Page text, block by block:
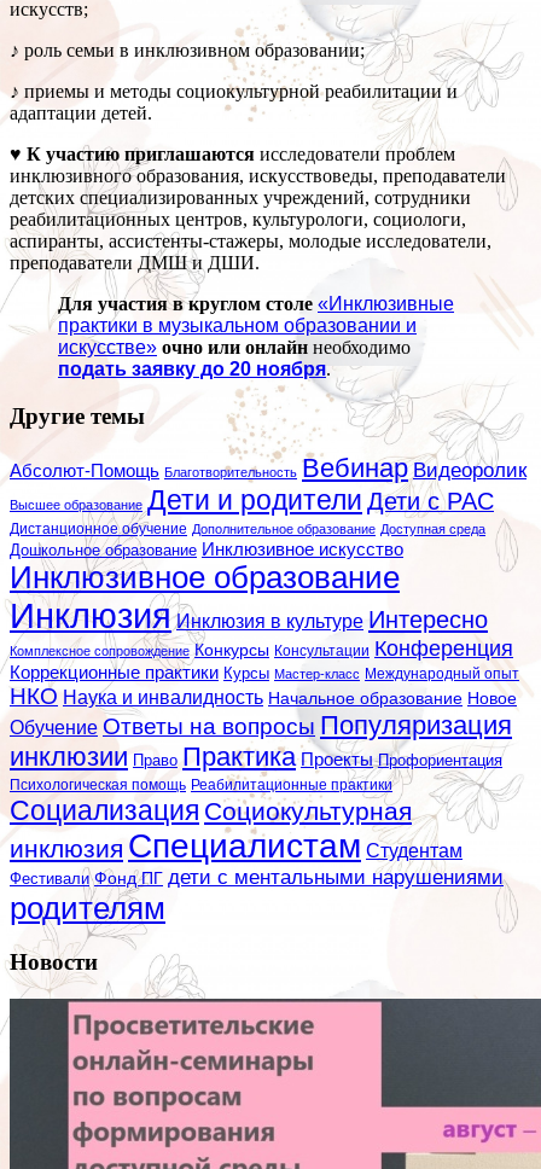
искусств;
♪ роль семьи в инклюзивном образовании;
♪ приемы и методы социокультурной реабилитации и
адаптации детей.
♥ К участию приглашаются исследователи проблем
инклюзивного образования, искусствоведы, преподаватели
детских специализированных учреждений, сотрудники
реабилитационных центров, культурологи, социологи,
аспиранты, ассистенты-стажеры, молодые исследователи,
преподаватели ДМШ и ДШИ.
Для участия в круглом столе «Инклюзивные
практики в музыкальном образовании и
искусстве» очно или онлайн необходимо
подать заявку до 20 ноября.
Другие темы
Абсолют-Помощь Благотворительность Вебинар Видеоролик
Высшее образование Дети и родители Дети с РАС
Дистанционное обучение Дополнительное образование Доступная среда
Дошкольное образование Инклюзивное искусство
Инклюзивное образование
Инклюзия Инклюзия в культуре Интересно
Комплексное сопровождение Конкурсы Консультации Конференция
Коррекционные практики Курсы Мастер-класс Международный опыт
НКО Наука и инвалидность Начальное образование Новое
Обучение Ответы на вопросы Популяризация
инклюзии Право Практика Проекты Профориентация
Психологическая помощь Реабилитационные практики
Социализация Социокультурная
инклюзия Специалистам Студентам
Фестивали Фонд ПГ дети с ментальными нарушениями
родителям
Новости